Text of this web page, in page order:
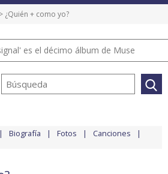
> ¿Quién + como yo?
es el décimo álbum de Muse
Biografía Fotos Canciones